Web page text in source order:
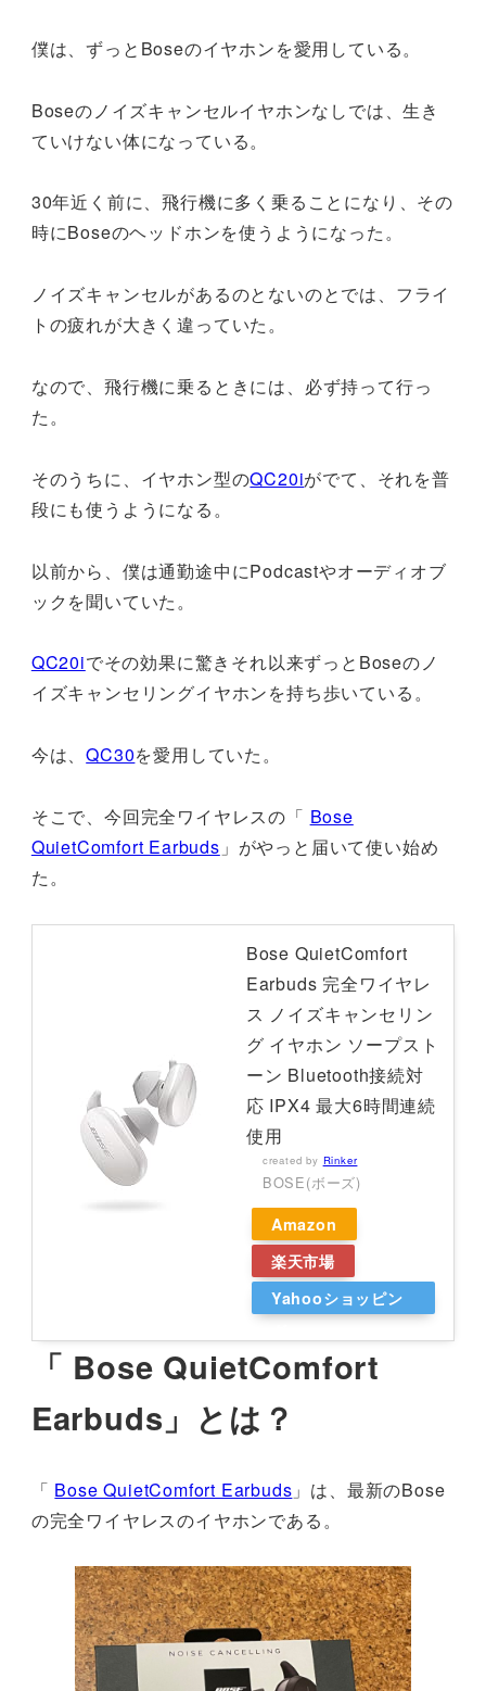
僕は、ずっとBoseのイヤホンを愛用している。
Boseのノイズキャンセルイヤホンなしでは、生き
ていけない体になっている。
30年近く前に、飛行機に多く乗ることになり、その
時にBoseのヘッドホンを使うようになった。
ノイズキャンセルがあるのとないのとでは、フライ
トの疲れが大きく違っていた。
なので、飛行機に乗るときには、必ず持って行っ
た。
そのうちに、イヤホン型のQC20iがでて、それを普
段にも使うようになる。
以前から、僕は通勤途中にPodcastやオーディオブ
ックを聞いていた。
QC20iでその効果に驚きそれ以来ずっとBoseのノ
イズキャンセリングイヤホンを持ち歩いている。
今は、QC30を愛用していた。
そこで、今回完全ワイヤレスの「 Bose
QuietComfort Earbuds 」がやっと届いて使い始め
た。
Bose QuietComfort
Earbuds 完全ワイヤレ
ス ノイズキャンセリン
グ イヤホン ソープスト
ーン Bluetooth接続対
応 IPX4 最大6時間連続
使用
created by Rinker
BOSE(ボーズ)
Amazon
楽天市場
Yahooショッピン
「 Bose QuietComfort
Earbuds」とは？
「 Bose QuietComfort Earbuds 」は、最新のBose
の完全ワイヤレスのイヤホンである。